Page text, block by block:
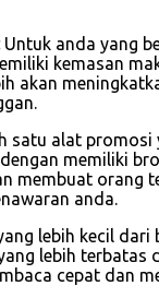
Untuk anda yang
kemasan
akan
satu alat promosi
memiliki
membuat orang
anda.
lebih kecil dari
lebih terbatas
cepat dan